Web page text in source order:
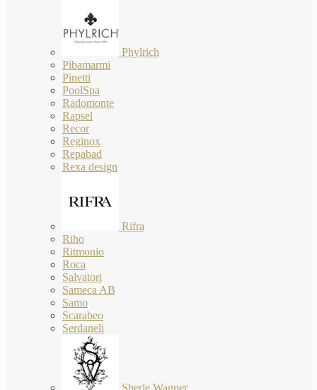
Phylrich
Pibamarmi
Pinetti
PoolSpa
Radomonte
Rapsel
Recor
Reginox
Repabad
Rexa design
Rifra
Riho
Ritmonio
Roca
Salvatori
Sameca AB
Samo
Scarabeo
Serdaneli